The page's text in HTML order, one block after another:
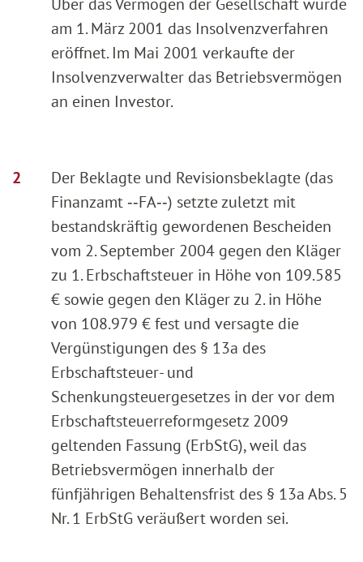
am 1. März 2001 das Insolvenzverfahren
eröffnet. Im Mai 2001 verkaufte der
Insolvenzverwalter das Betriebsvermögen
an einen Investor.
Der Beklagte und Revisionsbeklagte (das
Finanzamt ‑‑FA‑‑) setzte zuletzt mit
bestandskräftig gewordenen Bescheiden
vom 2. September 2004 gegen den Kläger
zu 1. Erbschaftsteuer in Höhe von 109.585
€ sowie gegen den Kläger zu 2. in Höhe
von 108.979 € fest und versagte die
Vergünstigungen des § 13a des
Erbschaftsteuer- und
Schenkungsteuergesetzes in der vor dem
Erbschaftsteuerreformgesetz 2009
geltenden Fassung (ErbStG), weil das
Betriebsvermögen innerhalb der
fünfjährigen Behaltensfrist des § 13a Abs. 5
Nr. 1 ErbStG veräußert worden sei.